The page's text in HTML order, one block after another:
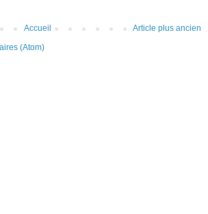
Article plus ancien
Accueil
(Atom)